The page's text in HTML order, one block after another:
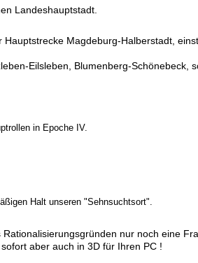
Landeshauptstadt.
Magdeburg-Halberstadt,
Eilsleben, Blumenberg-Schönebeck,
in Epoche IV.
Halt unseren "Sehnsuchtsort".
nur noch eine
aber auch in 3D für Ihren PC !